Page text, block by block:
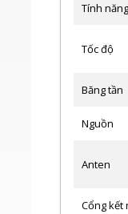
Tính năng
Tốc độ
Băng tần
Nguồn
Anten
Cổng kết